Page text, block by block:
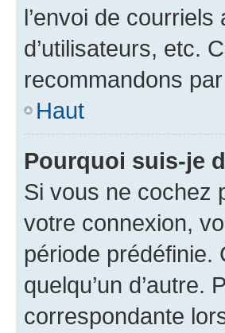
l’envoi de
d’utilisateurs, etc.
recommandons
Haut
Pourquoi suis-je
Si vous ne cochez
votre connexion,
période prédéfinie.
quelqu’un
correspondante